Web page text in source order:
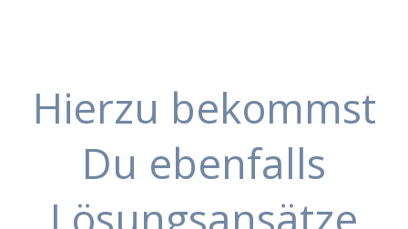
Hierzu bekommst
Du ebenfalls